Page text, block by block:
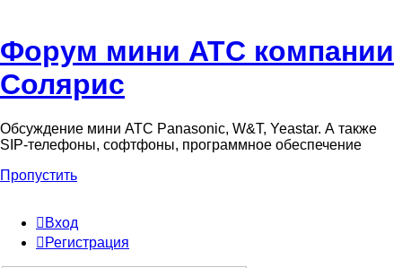
Форум мини АТС компании
Солярис
Обсуждение мини АТС Panasonic, W&T, Yeastar. А также
SIP-телефоны, софтфоны, программное обеспечение
Пропустить
Вход
Регистрация